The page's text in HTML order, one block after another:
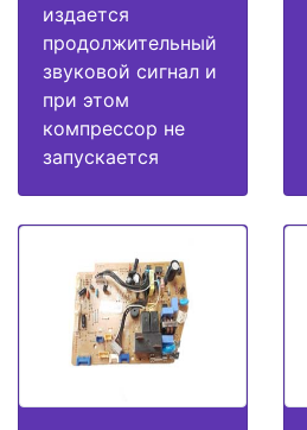
издается
продолжительный
звуковой сигнал и
при этом
компрессор не
запускается